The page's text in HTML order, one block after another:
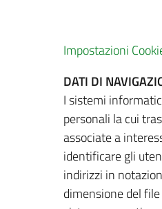
Impostazioni
DATI DI
I sistemi
personali la cui
associate a
identificare gli
indirizzi in
dimensione del